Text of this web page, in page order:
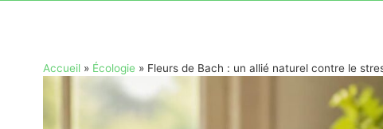
Accueil» Écologie » Fleurs de Bach : un allié naturel contre le